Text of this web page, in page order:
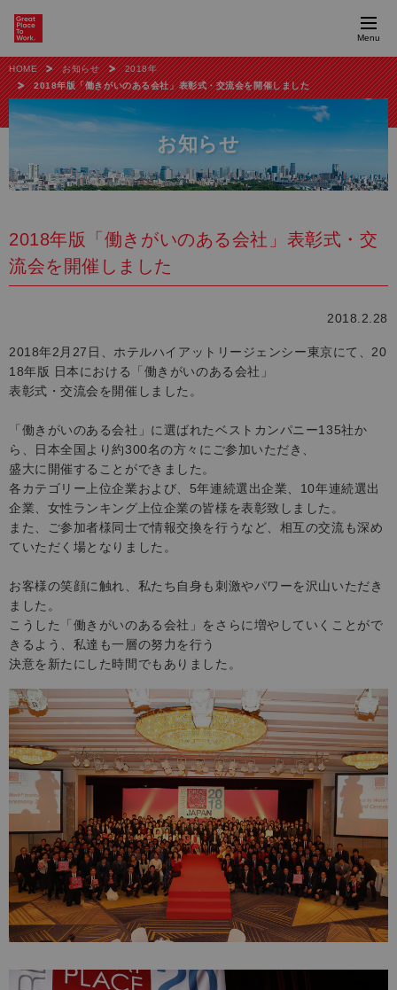
Menu
HOME お知らせ
2018年
2018年版「働きがいのある会社」表彰式・交流会を開催しました
お知らせ
2018年版「働きがいのある会社」表彰式・交
流会を開催しました
2018.2.28
2018年2月27日、ホテルハイアットリージェンシー東京にて、20
18年版 日本における「働きがいのある会社」
表彰式・交流会を開催しました。
「働きがいのある会社」に選ばれたベストカンパニー135社か
ら、日本全国より約300名の方々にご参加いただき、
盛大に開催することができました。
各カテゴリー上位企業および、5年連続選出企業、10年連続選出
企業、女性ランキング上位企業の皆様を表彰致しました。
また、ご参加者様同士で情報交換を行うなど、相互の交流も深め
ていただく場となりました。
お客様の笑顔に触れ、私たち自身も刺激やパワーを沢山いただき
ました。
こうした「働きがいのある会社」をさらに増やしていくことがで
きるよう、私達も一層の努力を行う
決意を新たにした時間でもありました。